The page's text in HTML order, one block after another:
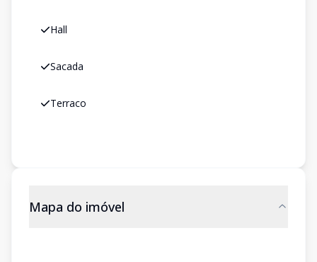
Hall
Sacada
Terraco
Mapa do imóvel